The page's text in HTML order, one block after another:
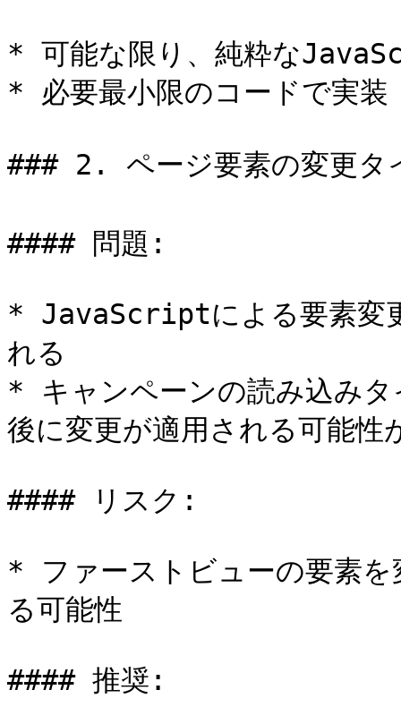
* 可能な限り、純粋な
* 必要最小限のコードで実装
### 2. ページ要素の変更
#### 問題:
* JavaScriptによる要素変
れる
* キャンペーンの読み込みタ
後に変更が適用される可能性
#### リスク:
* ファーストビューの要素を
る可能性
#### 推奨: